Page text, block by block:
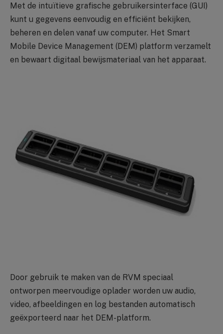
Met de intuïtieve grafische gebruikersinterface (GUI)
kunt u gegevens eenvoudig en efficiënt bekijken,
beheren en delen vanaf uw computer. Het Smart
Mobile Device Management (DEM) platform verzamelt
en bewaart digitaal bewijsmateriaal van het apparaat.
Door gebruik te maken van de RVM speciaal
ontworpen meervoudige oplader worden uw audio,
video, afbeeldingen en log bestanden automatisch
geëxporteerd naar het DEM-platform.